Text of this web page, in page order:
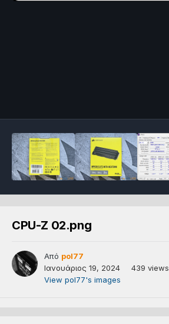
CPU-Z 02.png
Από pol77
Ιανουάριος 19, 2024
439 views
View pol77's images